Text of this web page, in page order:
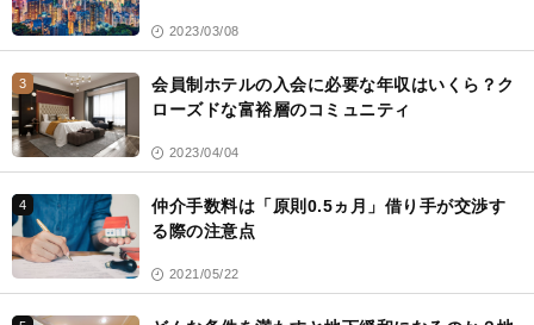
2023/03/08
3
会員制ホテルの入会に必要な年収はいくら？ク
ローズドな富裕層のコミュニティ
2023/04/04
4
仲介手数料は「原則0.5ヵ月」借り手が交渉す
る際の注意点
2021/05/22